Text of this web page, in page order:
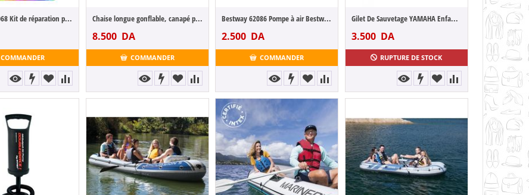
Bestway 62068 Kit de réparation pour mat...
COMMANDER
Chaise longue gonflable, canapé portable ...
8.500 DA
COMMANDER
Bestway 62086 Pompe à air Bestway AIR HAM...
2.500 DA
COMMANDER
Gilet De Sauvetage YAMAHA Enfant / adulte
3.500 DA
RUPTURE DE STOCK